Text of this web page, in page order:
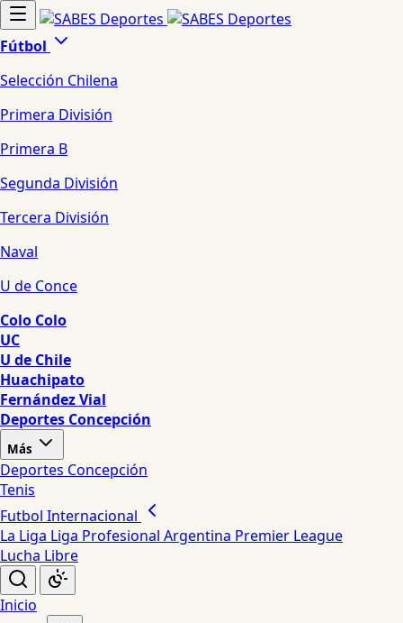
Fútbol
Selección Chilena
Primera División
Primera B
Segunda División
Tercera División
Naval
U de Conce
Colo Colo
UC
U de Chile
Huachipato
Fernández Vial
Deportes Concepción
Más
Deportes Concepción
Tenis
Futbol Internacional
La Liga Liga Profesional Argentina Premier League
Lucha Libre
Inicio